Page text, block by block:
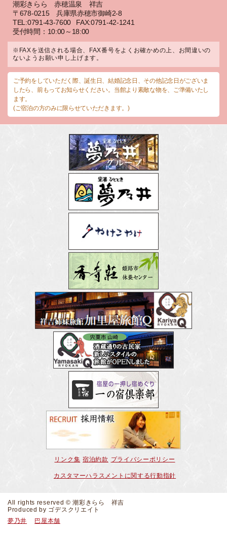
潮彩きらら 赤穂温泉 祥吉
〒678-0215 兵庫県赤穂市御崎2-8
TEL:0791-43-7600
FAX:0791-42-1241
受付時間：10:00～18:00
※FAXを送信される場合、FAX番号をよくお確かめの上、お間違いの
ないようお願い申し上げます。
ご予約をしていただく際、誕生日、結婚記念日、その他記念日がございま
したら、前もってお知らせください。当館より素敵な物を、ご準備いたし
ます。
(ご宿泊の方のみに限らせていただきます。)
リンク集 宿泊約款 プライバシーポリシー
カスタマーハラスメントに関する行動指針
All rights reserved © 潮彩きらら 祥吉
Produced by ゴデスクリエイト
夢乃井
巴屋本舗